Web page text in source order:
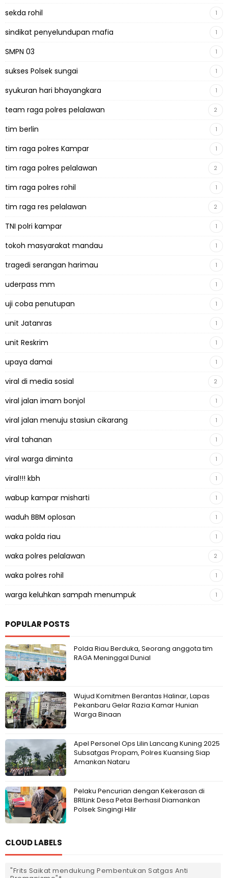
sekda rohil 1
sindikat penyelundupan mafia 1
SMPN 03 1
sukses Polsek sungai 1
syukuran hari bhayangkara 1
team raga polres pelalawan 2
tim berlin 1
tim raga polres Kampar 1
tim raga polres pelalawan 2
tim raga polres rohil 1
tim raga res pelalawan 2
TNI polri kampar 1
tokoh masyarakat mandau 1
tragedi serangan harimau 1
uderpass mm 1
uji coba penutupan 1
unit Jatanras 1
unit Reskrim 1
upaya damai 1
viral di media sosial 2
viral jalan imam bonjol 1
viral jalan menuju stasiun cikarang 1
viral tahanan 1
viral warga diminta 1
viral!!! kbh 1
wabup kampar misharti 1
waduh BBM oplosan 1
waka polda riau 1
waka polres pelalawan 2
waka polres rohil 1
warga keluhkan sampah menumpuk 1
POPULAR POSTS
Polda Riau Berduka, Seorang anggota tim
RAGA Meninggal Dunial
Wujud Komitmen Berantas Halinar, Lapas
Pekanbaru Gelar Razia Kamar Hunian
Warga Binaan
Apel Personel Ops Lilin Lancang Kuning 2025
Subsatgas Propam, Polres Kuansing Siap
Amankan Nataru
Pelaku Pencurian dengan Kekerasan di
BRILink Desa Petai Berhasil Diamankan
Polsek Singingi Hilir
CLOUD LABELS
"Frits Saikat mendukung Pembentukan Satgas Anti